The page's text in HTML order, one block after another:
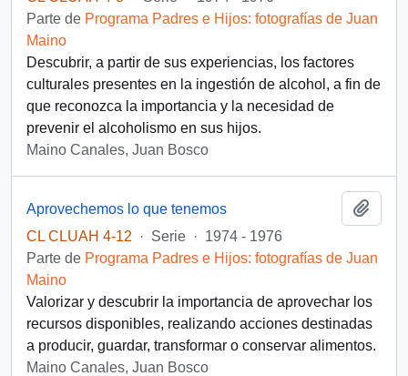
Parte de Programa Padres e Hijos: fotografías de Juan
Maino
Descubrir, a partir de sus experiencias, los factores
culturales presentes en la ingestión de alcohol, a fin de
que reconozca la importancia y la necesidad de
prevenir el alcoholismo en sus hijos.
Maino Canales, Juan Bosco
Aprovechemos lo que tenemos
CL CLUAH 4-12
· Serie · 1974 - 1976
Parte de Programa Padres e Hijos: fotografías de Juan
Maino
Valorizar y descubrir la importancia de aprovechar los
recursos disponibles, realizando acciones destinadas
a producir, guardar, transformar o conservar alimentos.
Maino Canales, Juan Bosco